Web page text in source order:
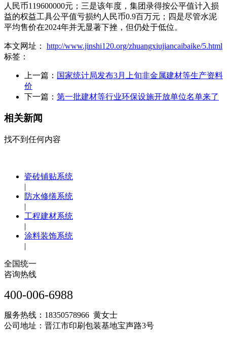
人民币119600000元；三是该年度，集团录得按公平值计入损
益的权益工具公平值亏损约人民币0.9百万元；四是尽管水泥
平均售价在2024年并无显著下挫，但仍处于低位。
本文网址： http://www.jinshi120.org/zhuangxiujiancaibaike/5.html
标签：
上一篇： 国家统计局发布3月上旬非金属建材等生产资料
价
下一篇： 第一批建材等行业环保设施开放单位名单来了
相关新闻
找不到任何内容
瓷砖铺贴系统
|
防水修缮系统
|
工程建材系统
|
涂料装饰系统
|
全国统一
咨询热线
400-006-6988
服务热线：18350578966 黄女士
公司地址：晋江市印刷包装基地宝声路3号